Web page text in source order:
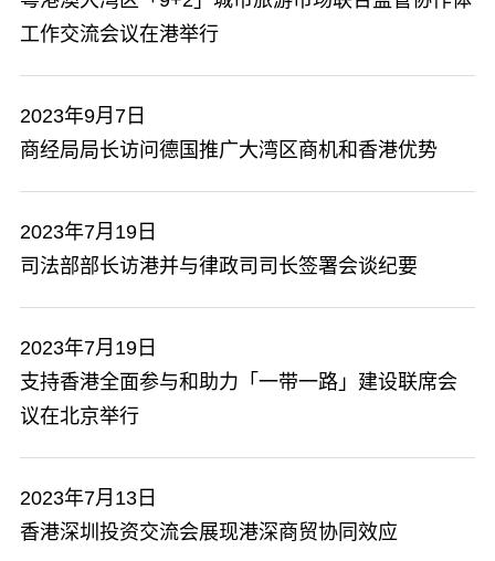
工作交流会议在港举行
2023年9月7日
商经局局长访问德国推广大湾区商机和香港优势
2023年7月19日
司法部部长访港并与律政司司长签署会谈纪要
2023年7月19日
支持香港全面参与和助力「一带一路」建设联席会
议在北京举行
2023年7月13日
香港深圳投资交流会展现港深商贸协同效应